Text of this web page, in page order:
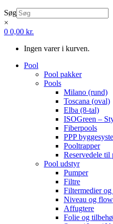
Søg
×
0 0,00 kr.
Ingen varer i kurven.
Pool
Pool pakker
Pools
Milano (rund)
Toscana (oval)
Elba (8-tal)
ISOGreen –
Fiberpools
PPP
Pooltrapper
Reservedele til
Pool udstyr
Pumper
Filtre
Filtermedier
Niveau og flow
Affugtere
Folie og